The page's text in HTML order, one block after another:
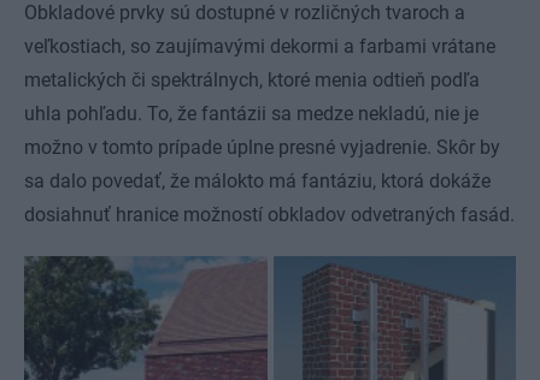
Obkladové prvky sú dostupné v rozličných tvaroch a
veľkostiach, so zaujímavými dekormi a farbami vrátane
metalických či spektrálnych, ktoré menia odtieň podľa
uhla pohľadu. To, že fantázii sa medze nekladú, nie je
možno v tomto prípade úplne presné vyjadrenie. Skôr by
sa dalo povedať, že málokto má fantáziu, ktorá dokáže
dosiahnuť hranice možností obkladov odvetraných fasád.